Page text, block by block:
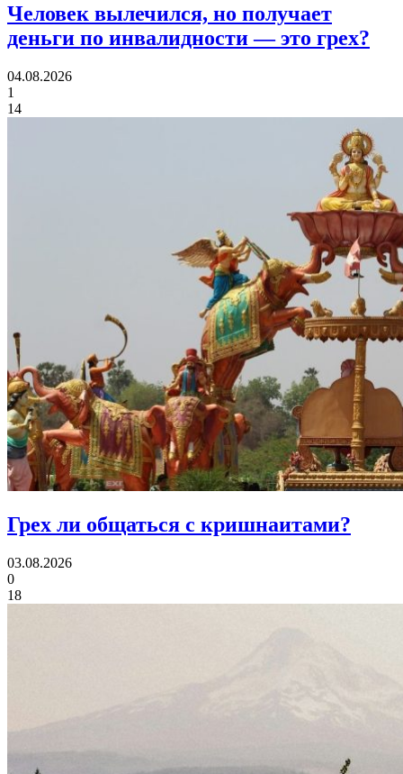
Человек вылечился, но получает
деньги по инвалидности— это грех?
04.08.2026
1
14
Грех ли общаться с кришнаитами?
03.08.2026
0
18